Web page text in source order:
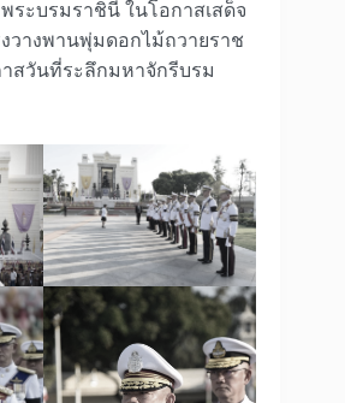
พระบรมราชินี ในโอกาสเสด็จ
วางพานพุ่มดอกไม้ถวายราช
าสวันที่ระลึกมหาจักรีบรม